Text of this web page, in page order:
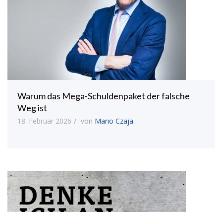
Warum das Mega-Schuldenpaket der falsche
Weg ist
18. Februar 2026 von Mario Czaja